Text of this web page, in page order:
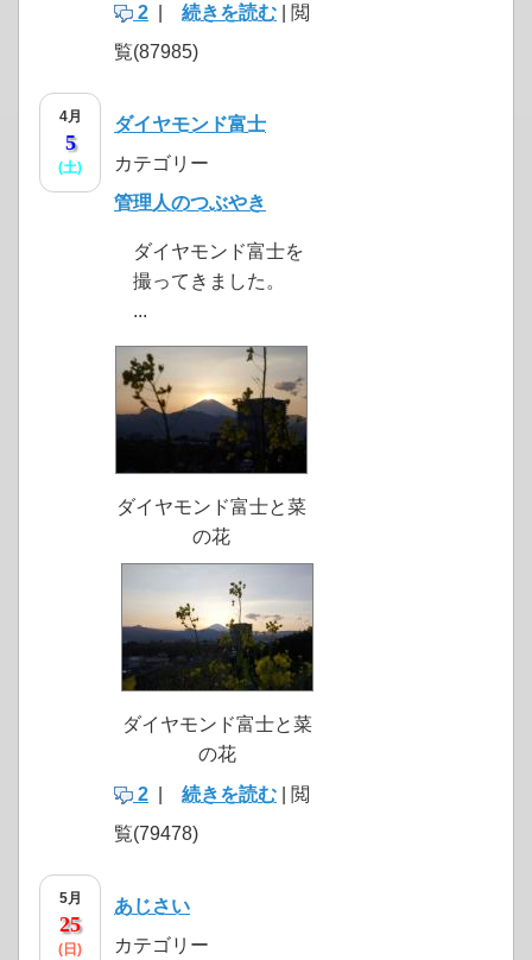
2 続きを読む | 閲
覧(87985)
4月
5
(土)
ダイヤモンド富士
カテゴリー
管理人のつぶやき
ダイヤモンド富士を
撮ってきました。
...
ダイヤモンド富士と菜
の花
ダイヤモンド富士と菜
の花
2
続きを読む | 閲
覧(79478)
5月
25
(日)
あじさい
カテゴリー